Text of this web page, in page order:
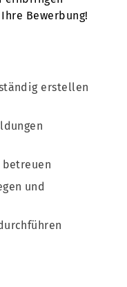
Bewerbung!
erstellen
betreuen
und